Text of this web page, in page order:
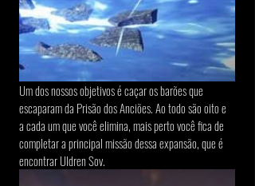
Um dos nossos objetivos é caçar os barões que
escaparam da Prisão dos Anciões. Ao todo são oito e
a cada um que você elimina, mais perto você fica de
completar a principal missão dessa expansão, que é
encontrar Uldren Sov.